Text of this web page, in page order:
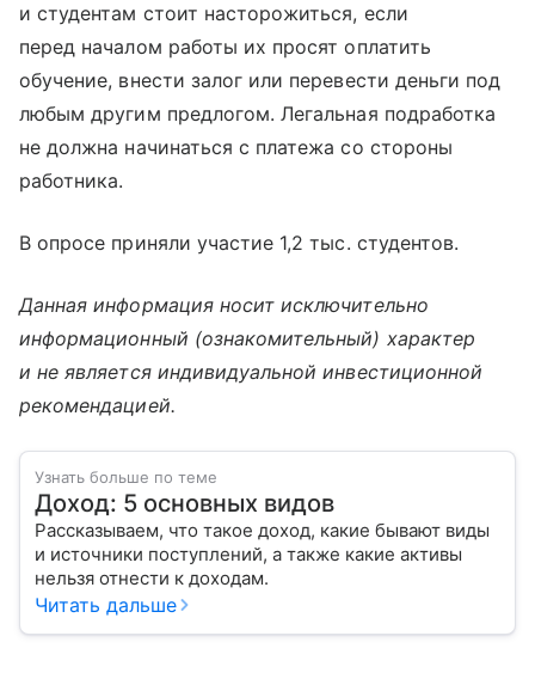
и студентам стоит насторожиться, если
перед началом работы их просят оплатить
обучение, внести залог или перевести деньги под
любым другим предлогом. Легальная подработка
не должна начинаться с платежа со стороны
работника.
В опросе приняли участие 1,2 тыс. студентов.
Данная информация носит исключительно
информационный (ознакомительный) характер
и не является индивидуальной инвестиционной
рекомендацией.
Узнать больше по теме
Доход: 5 основных видов
Рассказываем, что такое доход, какие бывают виды
и источники поступлений, а также какие активы
нельзя отнести к доходам.
Читать дальше